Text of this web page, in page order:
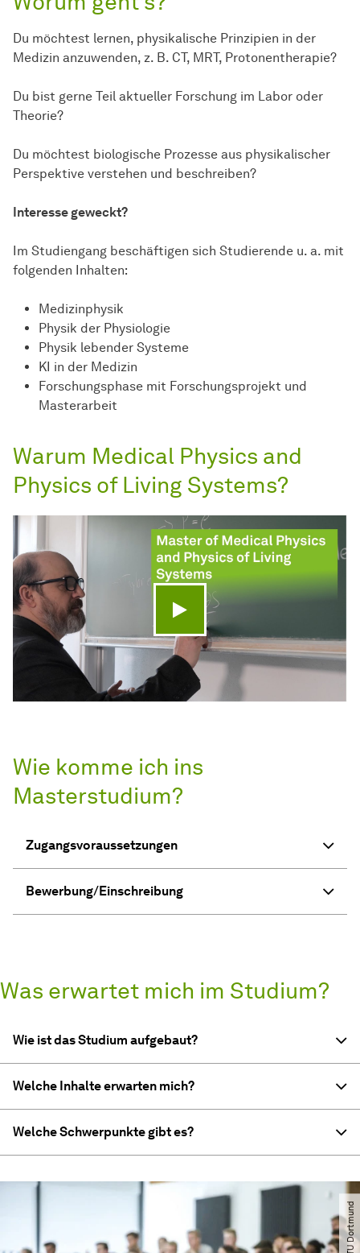
Du möchtest lernen, physikalische Prinzipien in der
Medizin anzuwenden, z. B. CT, MRT, Protonentherapie?
Du bist gerne Teil aktueller Forschung im Labor oder
Theorie?
Du möchtest biologische Prozesse aus physikalischer
Perspektive verstehen und beschreiben?
Interesse geweckt?
Im Studiengang beschäftigen sich Studierende u. a. mit
folgenden Inhalten:
Medizinphysik
Physik der Physiologie
Physik lebender Systeme
KI in der Medizin
Forschungsphase mit Forschungsprojekt und
Masterarbeit
Warum Medical Physics and
Physics of Living Systems?
Video abspielen
Wie komme ich ins
Masterstudium?
Zugangsvoraussetzungen
Bewerbung/Einschreibung
Was erwartet mich im Studium?
Wie ist das Studium aufgebaut?
Welche Inhalte erwarten mich?
Welche Schwerpunkte gibt es?